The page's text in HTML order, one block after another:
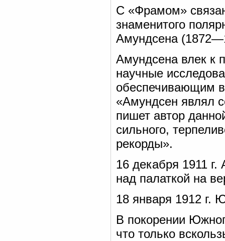
С «Фрамом»
знаменитого
Амундсена
Амундсена влек к
научные
обеспечивающим
«Амундсен являл
пишет автор
сильного,
рекорды».
16 декабря 1911
над палаткой на
18 января 1912 г.
В покорении
что только